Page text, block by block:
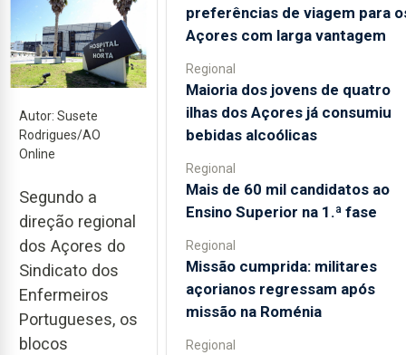
Autor: Susete
Rodrigues/AO
Online
Segundo a
direção regional
dos Açores do
Sindicato dos
Enfermeiros
Portugueses, os
blocos
preferências de viagem para
Açores com larga vantagem
Regional
Maioria dos jovens de quatro
ilhas dos Açores já consumiu
bebidas alcoólicas
Regional
Mais de 60 mil candidatos ao
Ensino Superior na 1.ª fase
Regional
Missão cumprida: militares
açorianos regressam após
missão na Roménia
Regional